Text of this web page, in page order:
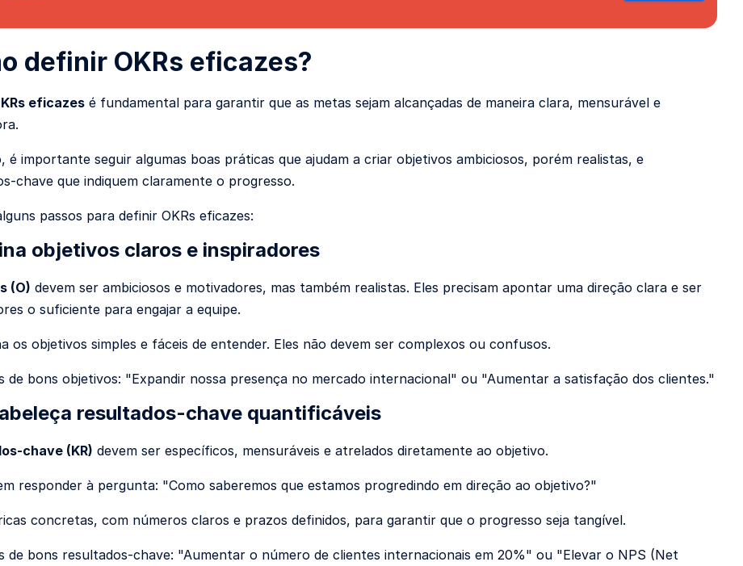
definir OKRs eficazes?
eficazes é fundamental para garantir que as metas sejam alcançadas de maneira clara, mensurável e
é importante seguir algumas boas práticas que ajudam a criar objetivos ambiciosos, porém realistas, e
chave que indiquem claramente o progresso.
passos para definir OKRs eficazes:
objetivos claros e inspiradores
(O) devem ser ambiciosos e motivadores, mas também realistas. Eles precisam apontar uma direção clara e ser
o suficiente para engajar a equipe.
os objetivos simples e fáceis de entender. Eles não devem ser complexos ou confusos.
de bons objetivos: "Expandir nossa presença no mercado internacional" ou "Aumentar a satisfação dos clientes."
resultados-chave quantificáveis
chave (KR) devem ser específicos, mensuráveis e atrelados diretamente ao objetivo.
responder à pergunta: "Como saberemos que estamos progredindo em direção ao objetivo?"
concretas, com números claros e prazos definidos, para garantir que o progresso seja tangível.
de bons resultados-chave: "Aumentar o número de clientes internacionais em 20%" ou "Elevar o NPS (Net